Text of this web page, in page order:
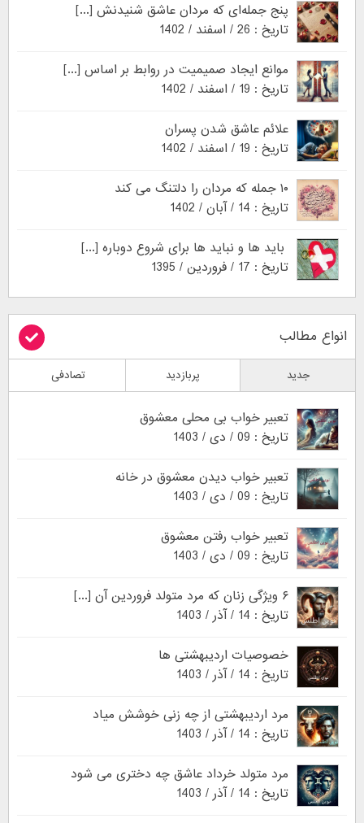
پنج جمله‌ای که مردان عاشق شنیدنش [...]
تاریخ : 26 / اسفند / 1402
موانع ایجاد صمیمیت در روابط بر اساس [...]
تاریخ : 19 / اسفند / 1402
علائم عاشق شدن پسران
تاریخ : 19 / اسفند / 1402
۱۰ جمله که مردان را دلتنگ می کند
تاریخ : 14 / آبان / 1402
باید ها و نباید ها برای شروع دوباره [...]
تاریخ : 17 / فروردین / 1395
انواع مطالب
جدید پربازدید تصادفی
تعبیر خواب بی محلی معشوق
تاریخ : 09 / دی / 1403
تعبیر خواب دیدن معشوق در خانه
تاریخ : 09 / دی / 1403
تعبیر خواب رفتن معشوق
تاریخ : 09 / دی / 1403
۶ ویژگی زنان که مرد متولد فروردین آن [...]
تاریخ : 14 / آذر / 1403
خصوصیات اردیبهشتی ها
تاریخ : 14 / آذر / 1403
مرد اردیبهشتی از چه زنی خوشش میاد
تاریخ : 14 / آذر / 1403
مرد متولد خرداد عاشق چه دختری می شود
تاریخ : 14 / آذر / 1403